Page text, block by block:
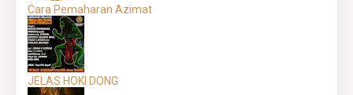
Cara Pemaharan Azimat
JELAS HOKI DONG